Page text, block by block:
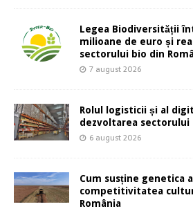
Legea Biodiversității
milioane de euro și
sectorului bio din
7 august 2026
Rolul logisticii și al
dezvoltarea
6 august 2026
Cum susține genetica
competitivitatea
România